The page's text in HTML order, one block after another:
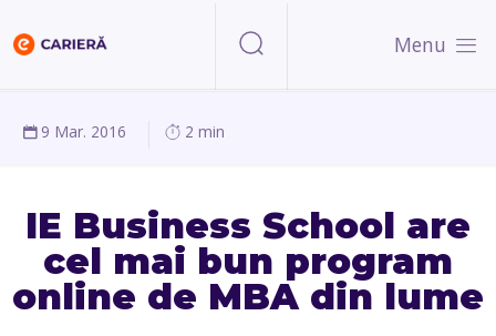
Menu
9 Mar. 2016 2 min
IE Business School are
cel mai bun program
online de MBA din lume